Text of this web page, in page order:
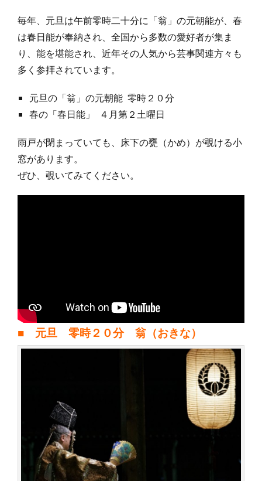
毎年、元旦は午前零時二十分に「翁」の元朝能が、春
は春日能が奉納され、全国から多数の愛好者が集ま
り、能を堪能され、近年その人気から芸事関連方々も
多く参拝されています。
元旦の「翁」の元朝能 零時２０分
春の「春日能」 ４月第２土曜日
雨戸が閉まっていても、床下の甕（かめ）が覗ける小
窓があります。
ぜひ、覗いてみてください。
■ 元旦 零時２０分 翁（おきな）